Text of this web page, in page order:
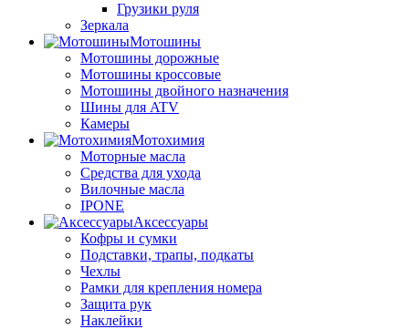
Грузики руля
Зеркала
Мотошины
Мотошины дорожные
Мотошины кроссовые
Мотошины двойного назначения
Шины для ATV
Камеры
Мотохимия
Моторные масла
Средства для ухода
Вилочные масла
IPONE
Аксессуары
Кофры и сумки
Подставки, трапы, подкаты
Чехлы
Рамки для крепления номера
Защита рук
Наклейки